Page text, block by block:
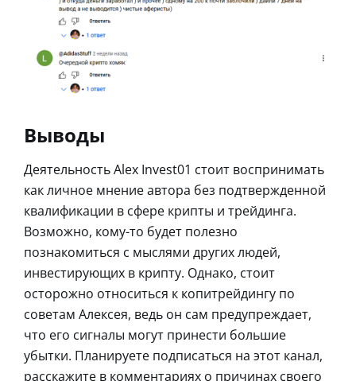
Выводы
Деятельность Alex Invest01 стоит воспринимать
как личное мнение автора без подтвержденной
квалификации в сфере крипты и трейдинга.
Возможно, кому-то будет полезно
познакомиться с мыслями других людей,
инвестирующих в крипту. Однако, стоит
осторожно относиться к копитрейдингу по
советам Алексея, ведь он сам предупреждает,
что его сигналы могут принести большие
убытки. Планируете подписаться на этот канал,
расскажите в комментариях о причинах своего